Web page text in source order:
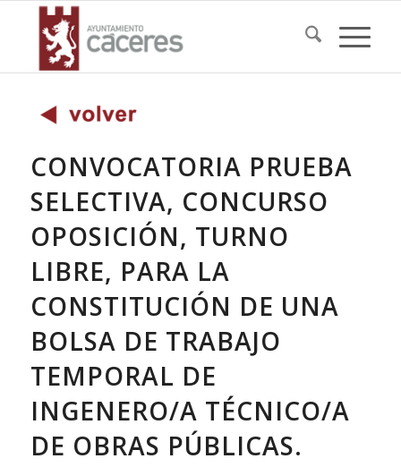
CONVOCATORIA PRUEBA
SELECTIVA, CONCURSO
OPOSICIÓN, TURNO
LIBRE, PARA LA
CONSTITUCIÓN DE UNA
BOLSA DE TRABAJO
TEMPORAL DE
INGENERO/A TÉCNICO/A
DE OBRAS PÚBLICAS.